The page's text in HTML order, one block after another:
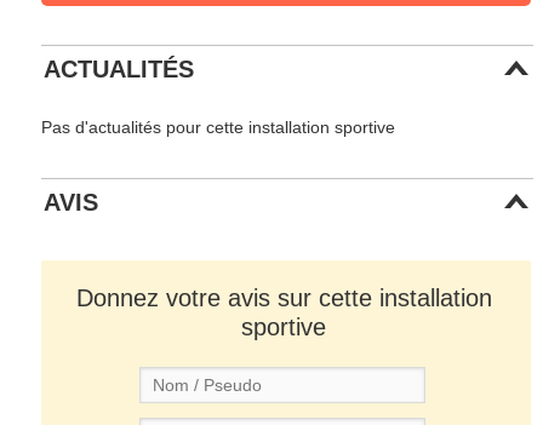
ACTUALITÉS
Pas d'actualités pour cette installation sportive
AVIS
Donnez votre avis sur cette installation
sportive